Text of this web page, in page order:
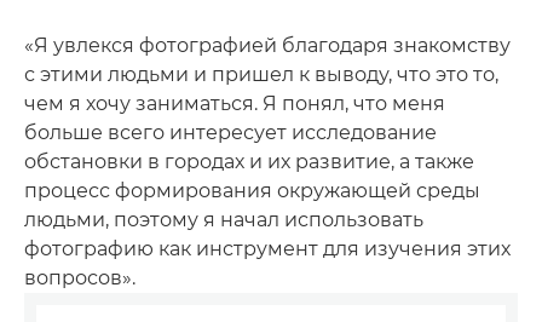
«Я увлекся фотографией благодаря знакомству
с этими людьми и пришел к выводу, что это то,
чем я хочу заниматься. Я понял, что меня
больше всего интересует исследование
обстановки в городах и их развитие, а также
процесс формирования окружающей среды
людьми, поэтому я начал использовать
фотографию как инструмент для изучения этих
вопросов».